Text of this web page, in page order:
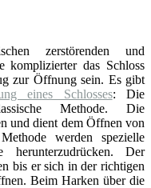
zerstörenden und
komplizierter das Schloss
zur Öffnung sein. Es gibt
eines Schlosses: Die
Methode. Die
und dient dem Öffnen von
werden spezielle
Der
bis er sich in der richtigen
Beim Harken über die